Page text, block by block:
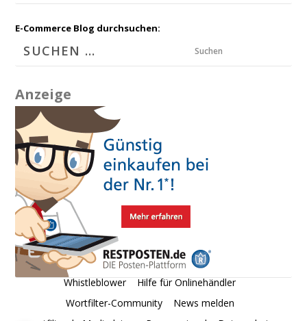
E-Commerce Blog durchsuchen:
Suchen
Anzeige
Whistleblower
Hilfe für Onlinehändler
Wortfilter-Community
News melden